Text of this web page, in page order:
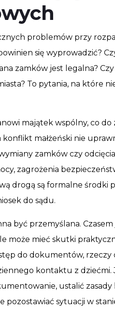
problemów przy
się wyprowadzić?
zamków jest legalna?
To pytania, na które
majątek wspólny, co do
konflikt małżeński nie
zamków czy
zagrożenia
drogą są formalne środki
do sądu.
być przemyślana.
może mieć skutki
do dokumentów, rzeczy
kontaktu z dziećmi.
ustalić
pozostawiać sytuacji w